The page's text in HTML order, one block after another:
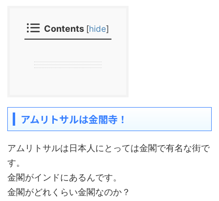
Contents [hide]
アムリトサルは金閣寺！
アムリトサルは日本人にとっては金閣で有名な街で
す。
金閣がインドにあるんです。
金閣がどれくらい金閣なのか？